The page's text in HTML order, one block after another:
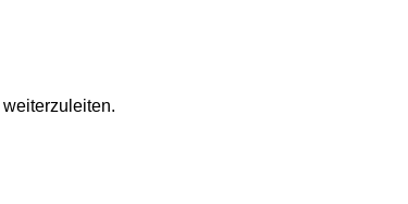
weiterzuleiten.